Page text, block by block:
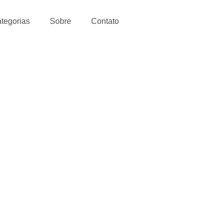
Sobre Contato